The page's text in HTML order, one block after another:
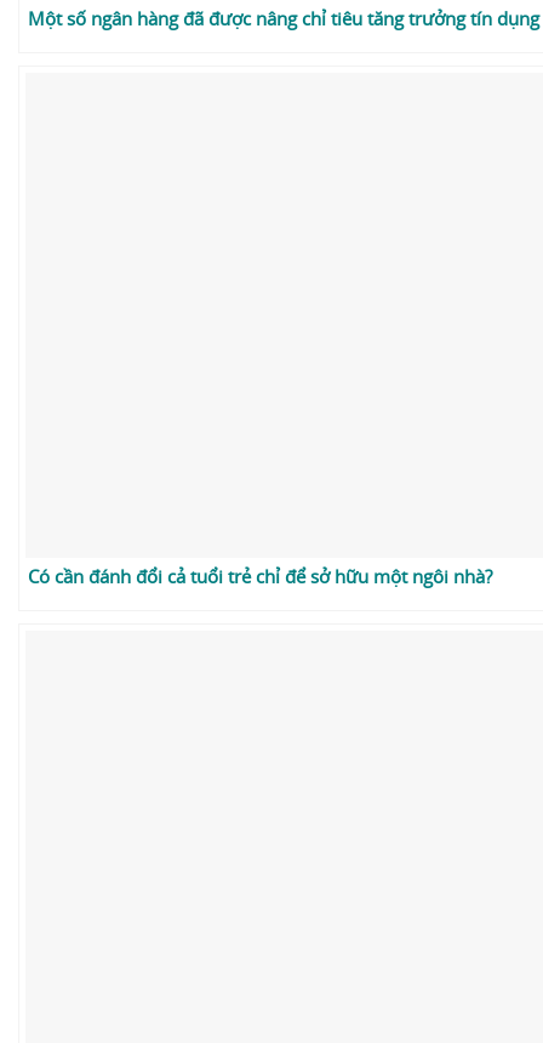
Một số ngân hàng đã được nâng chỉ tiêu tăng trưởng tín dụng
Có cần đánh đổi cả tuổi trẻ chỉ để sở hữu một ngôi nhà?